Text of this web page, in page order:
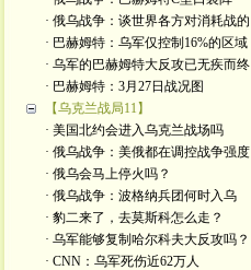
· 俄乌战争：谈世界各方对消耗战的
· 巴赫姆特：乌军仅控制16%的区域
· 乌军的巴赫姆特大反攻已无疾而终
· 巴赫姆特：3月27日战况图
【乌克兰战局11】
· 美国北约会进入乌克兰战场吗
· 俄乌战争：美俄都在调控战争强度
· 俄乌会马上停火吗？
· 俄乌战争：波格纳兵团何时入乌
· 豹二来了，去莫斯科怎么走？
· 乌军能够复制哈尔科夫大反攻吗？
· CNN：乌军死伤近62万人